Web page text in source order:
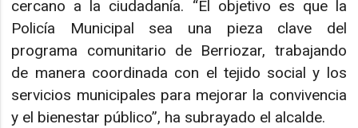
cercano a la ciudadanía. “El objetivo es que la
Policía Municipal sea una pieza clave del
programa comunitario de Berriozar, trabajando
de manera coordinada con el tejido social y los
servicios municipales para mejorar la convivencia
y el bienestar público”, ha subrayado el alcalde.